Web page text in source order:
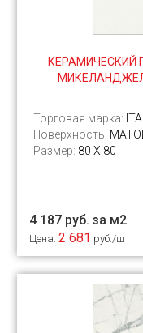
КЕРАМИЧЕСКИЙ
Торговая марка:
Поверхность:
Размер: 80 X 80
4 187 руб. за м2
Цена: 2 681 руб./шт.